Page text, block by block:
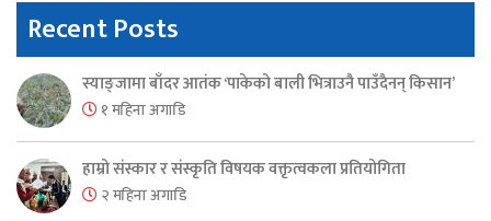
Recent Posts
स्याङ्जामा बाँदर आतंक ‘पाकेको बाली भित्राउनै पाउँदैनन् किसान’
१ महिना अगाडि
हाम्रो संस्कार र संस्कृति विषयक वक्तृत्वकला प्रतियोगिता
२ महिना अगाडि